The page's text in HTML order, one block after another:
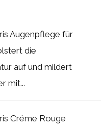
Augenpflege für
die
auf und mildert
mit...
Créme Rouge